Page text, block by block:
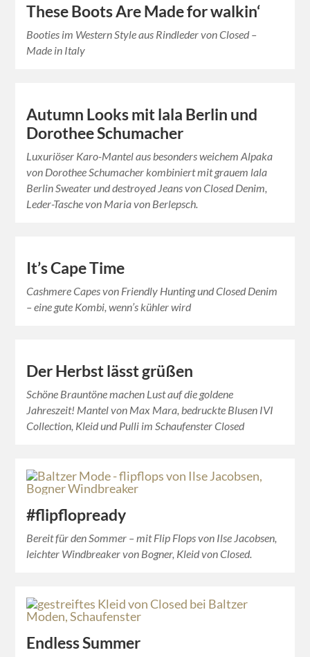
These Boots Are Made for walkin‘
Booties im Western Style aus Rindleder von Closed –
Made in Italy
Autumn Looks mit lala Berlin und
Dorothee Schumacher
Luxuriöser Karo-Mantel aus besonders weichem Alpaka
von Dorothee Schumacher kombiniert mit grauem lala
Berlin Sweater und destroyed Jeans von Closed Denim,
Leder-Tasche von Maria von Berlepsch.
It’s Cape Time
Cashmere Capes von Friendly Hunting und Closed Denim
– eine gute Kombi, wenn’s kühler wird
Der Herbst lässt grüßen
Schöne Brauntöne machen Lust auf die goldene
Jahreszeit! Mantel von Max Mara, bedruckte Blusen IVI
Collection, Kleid und Pulli im Schaufenster Closed
#flipflopready
Bereit für den Sommer – mit Flip Flops von Ilse Jacobsen,
leichter Windbreaker von Bogner, Kleid von Closed.
Endless Summer